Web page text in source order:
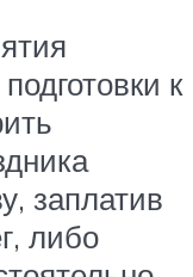
к
заплатив
либо